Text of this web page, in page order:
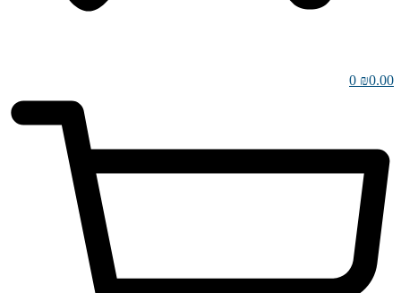
₪0.00
0